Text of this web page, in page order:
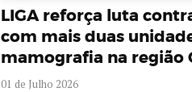
LIGA reforça luta
com mais duas
mamografia na região
01 de Julho 2026